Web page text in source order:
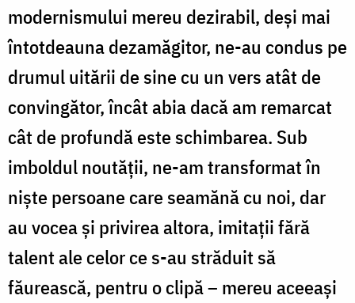
modernismului mereu dezirabil, deși mai
întotdeauna dezamăgitor, ne-au condus pe
drumul uitării de sine cu un vers atât de
convingător, încât abia dacă am remarcat
cât de profundă este schimbarea. Sub
imboldul noutății, ne-am transformat în
niște persoane care seamănă cu noi, dar
au vocea și privirea altora, imitații fără
talent ale celor ce s-au străduit să
făurească, pentru o clipă – mereu aceeași